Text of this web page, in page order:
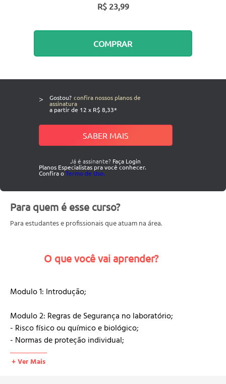
R$ 23,99
COMPRAR
> Gostou? confira nossos planos de
assinatura
a partir de 12 x R$ 8,33*
SABER MAIS
Já é assinante? Faça Login
Planos Especialistas pra você conhecer.
Confira oTermo de Uso.
Para quem é esse curso?
Para estudantes e profissionais que atuam na área.
O que você vai aprender?
Modulo 1: Introdução;
Modulo 2: Regras de Segurança no laboratório;
- Risco físico ou químico e biológico;
- Normas de proteção individual;
- Normas de Procedimentos;
- Controle da segurança Biológica;
+ Ver Mais